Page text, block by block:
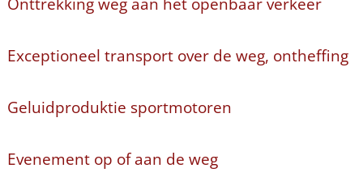
Exceptioneel transport over de weg, ontheffing
Geluidproduktie sportmotoren
Evenement op of aan de weg